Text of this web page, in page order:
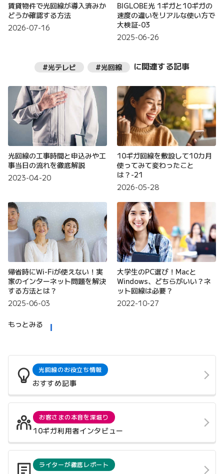
賃貸物件で光回線が導入済みか
どうか確認する方法
2026-07-16
BIGLOBE光 1ギガと10ギガの
速度の違いをリアルな使い方で
大検証-03
2025-06-26
#光テレビ #光回線 に関連する記事
光回線の工事時間と申込みや工
事当日の流れを徹底解説
2023-04-20
10ギガ回線を敷設して10カ月
使ってみて変わったこと
は？-21
2026-05-28
帰省時にWi-Fiが使えない！実
家のインターネット問題を解決
する方法とは？
2025-06-03
大学生のPC選び！Macと
Windows、どちらがいい？ネ
ット回線は必要？
2022-10-27
もっとみる
光回線のお役立ち情報
おすすめ記事
お客さまの本音を深堀り
10ギガ利用者インタビュー
ライターが徹底レポート